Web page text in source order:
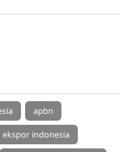
apbn
ekspor indonesia